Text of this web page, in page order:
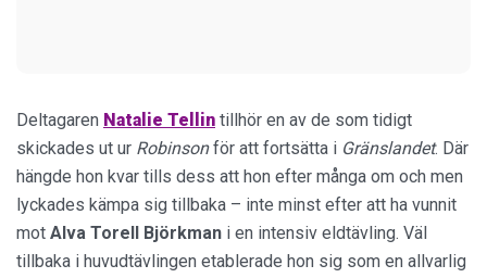
Deltagaren Natalie Tellin tillhör en av de som tidigt
skickades ut ur Robinsonför att fortsätta i Gränslandet. Där
hängde hon kvar tills dess att hon efter många om och men
lyckades kämpa sig tillbaka – inte minst efter att ha vunnit
mot Alva Torell Björkman i en intensiv eldtävling. Väl
tillbaka i huvudtävlingen etablerade hon sig som en allvarlig